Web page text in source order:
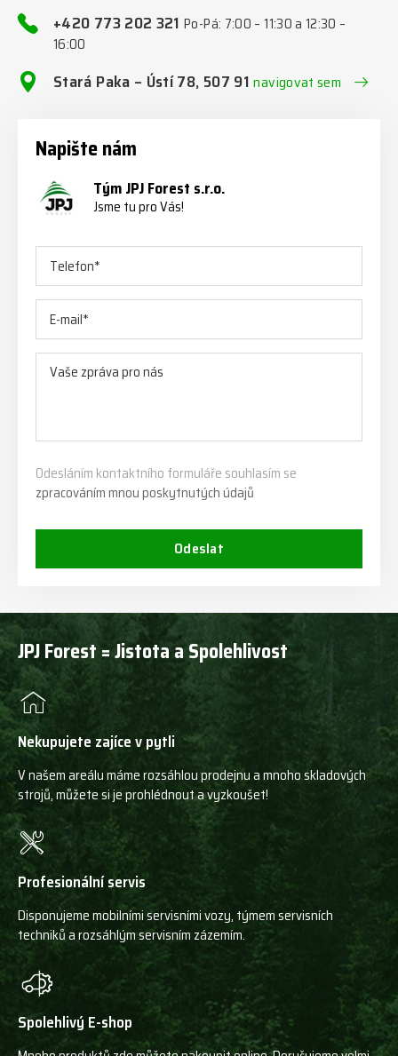
+420 773 202 321Po-Pá: 7:00 – 11:30 a 12:30 –
16:00
Stará Paka – Ústí 78, 507 91navigovat sem
Napište nám
Tým JPJ Forest s.r.o.
Jsme tu pro Vás!
Odesláním kontaktního formuláře souhlasím se
zpracováním mnou poskytnutých údajů
Odeslat
JPJ Forest = Jistota a Spolehlivost
Nekupujete zajíce v pytli
V našem areálu máme rozsáhlou prodejnu a mnoho skladových
strojů, můžete si je prohlédnout a vyzkoušet!
Profesionální servis
Disponujeme mobilními servisními vozy, týmem servisních
techniků a rozsáhlým servisním zázemím.
Spolehlivý E-shop